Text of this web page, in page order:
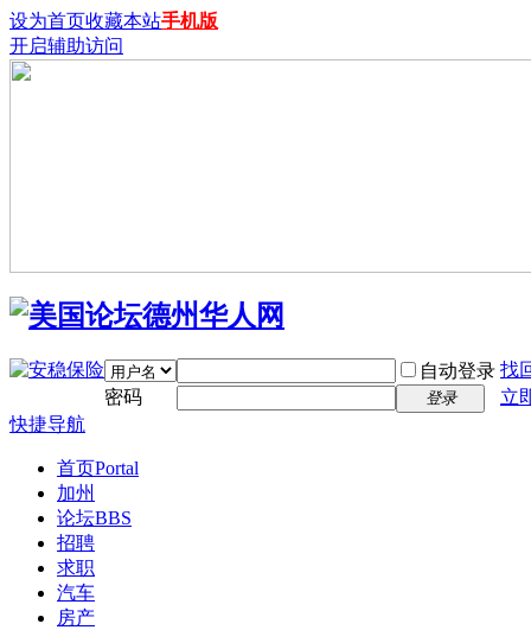
设为首页收藏本站手机版
开启辅助访问
自动登录 找
密码
登录
立
快捷导航
首页Portal
加州
论坛BBS
招聘
求职
汽车
房产